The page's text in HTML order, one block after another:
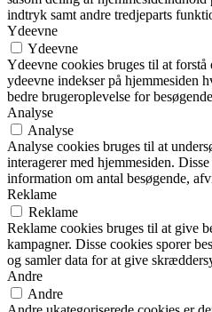
indtryk samt andre tredjeparts
Ydeevne
Ydeevne
Ydeevne cookies bruges til at forstå
ydeevne indekser på hjemmesiden
bedre brugeroplevelse for
Analyse
Analyse
Analyse cookies bruges til at
interagerer med hjemmesiden.
information om antal besøgende,
Reklame
Reklame
Reklame cookies bruges til at give
kampagner. Disse cookies sporer
og samler data for at give
Andre
Andre